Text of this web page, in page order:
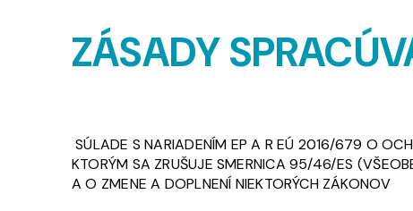
ZÁSADY
SÚLADE S NARIADENÍM EP A R EÚ 2016/679 O
KTORÝM SA ZRUŠUJE SMERNICA 95/46/ES
A O ZMENE A DOPLNENÍ NIEKTORÝCH ZÁKONOV